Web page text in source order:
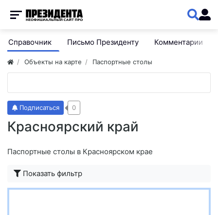
Справочник Письмо Президенту Комментарии
Объекты на карте Паспортные столы
Красноярский край
Подписаться 0
Паспортные столы в Красноярском крае
Показать фильтр